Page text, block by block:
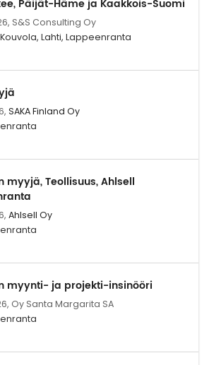
Päijät-Häme ja Kaakkois-Suomi
S&S Consulting Oy
Lahti, Lappeenranta
SAKA Finland Oy
myyjä, Teollisuus, Ahlsell
Ahlsell Oy
myynti- ja projekti-insinööri
Oy Santa Margarita SA